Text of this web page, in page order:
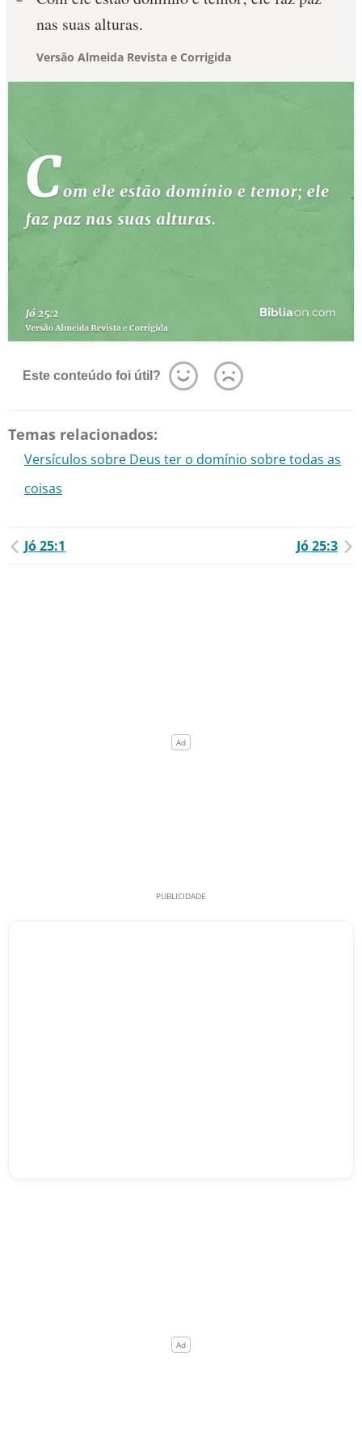
nas suas alturas.
Versão Almeida Revista e Corrigida
Este conteúdo foi útil?
Temas relacionados:
Versículos sobre Deus ter o domínio sobre todas as
coisas
Jó 25:1 Jó 25:3